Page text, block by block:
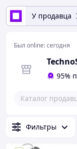
У продавца
Был online:сегодня
95%
Каталог
Фильтры